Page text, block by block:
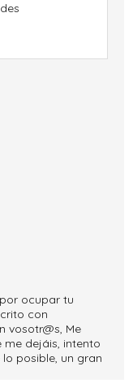
ocupar tu
con
vosotr@s, Me
dejáis, intento
posible, un gran